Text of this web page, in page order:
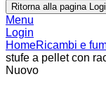
Ritorna alla pagina
Menu
Login
HomeRicambi e
stufe a pellet con
Nuovo